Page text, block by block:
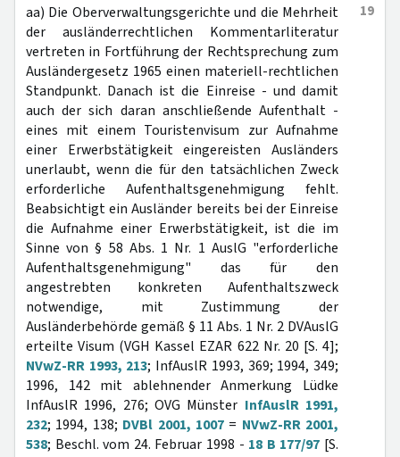
19
aa) Die Oberverwaltungsgerichte und die Mehrheit
der ausländerrechtlichen Kommentarliteratur
vertreten in Fortführung der Rechtsprechung zum
Ausländergesetz 1965 einen materiell-rechtlichen
Standpunkt. Danach ist die Einreise - und damit
auch der sich daran anschließende Aufenthalt -
eines mit einem Touristenvisum zur Aufnahme
einer Erwerbstätigkeit eingereisten Ausländers
unerlaubt, wenn die für den tatsächlichen Zweck
erforderliche Aufenthaltsgenehmigung fehlt.
Beabsichtigt ein Ausländer bereits bei der Einreise
die Aufnahme einer Erwerbstätigkeit, ist die im
Sinne von § 58 Abs. 1 Nr. 1 AuslG "erforderliche
Aufenthaltsgenehmigung" das für den
angestrebten konkreten Aufenthaltszweck
notwendige, mit Zustimmung der
Ausländerbehörde gemäß § 11 Abs. 1 Nr. 2 DVAuslG
erteilte Visum (VGH Kassel EZAR 622 Nr. 20 [S. 4];
NVwZ-RR 1993, 213; InfAuslR 1993, 369; 1994, 349;
1996, 142 mit ablehnender Anmerkung Lüdke
InfAuslR 1996, 276; OVG Münster InfAuslR 1991,
232; 1994, 138; DVBl 2001, 1007= NVwZ-RR 2001,
538; Beschl. vom 24. Februar 1998 - 18 B 177/97 [S.